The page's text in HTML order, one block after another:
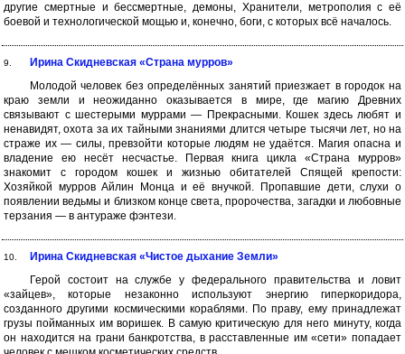
другие смертные и бессмертные, демоны, Хранители, метрополия с её
боевой и технологической мощью и, конечно, боги, с которых всё началось.
9.
Ирина Скидневская «Страна мурров»
Молодой человек без определённых занятий приезжает в городок на
краю земли и неожиданно оказывается в мире, где магию Древних
связывают с шестерыми муррами — Прекрасными. Кошек здесь любят и
ненавидят, охота за их тайными знаниями длится четыре тысячи лет, но на
страже их — силы, превзойти которые людям не удаётся. Магия опасна и
владение ею несёт несчастье. Первая книга цикла «Страна мурров»
знакомит с городом кошек и жизнью обитателей Спящей крепости:
Хозяйкой мурров Айлин Монца и её внучкой. Пропавшие дети, слухи о
появлении ведьмы и близком конце света, пророчества, загадки и любовные
терзания — в антураже фэнтези.
10.
Ирина Скидневская «Чистое дыхание Земли»
Герой состоит на службе у федерального правительства и ловит
«зайцев», которые незаконно используют энергию гиперкоридора,
созданного другими космическими кораблями. По праву, ему принадлежат
грузы пойманных им воришек. В самую критическую для него минуту, когда
он находится на грани банкротства, в расставленные им «сети» попадает